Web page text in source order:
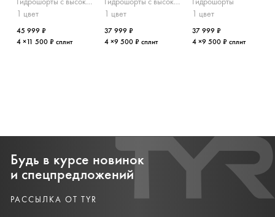
1 цвет
45 999 ₽
4 ×11 500 ₽ сплит
1 цвет
37 999 ₽
4 ×9 500 ₽ сплит
1 цвет
37 999 ₽
4 ×9 500 ₽ сплит
Будь в курсе новинок
и спецпредложений
РАССЫЛКА ОТ TYR